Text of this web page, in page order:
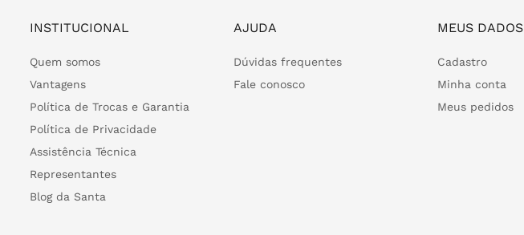
INSTITUCIONAL
Quem somos
Vantagens
Política de Trocas e Garantia
Política de Privacidade
Assistência Técnica
Representantes
Blog da Santa
AJUDA
Dúvidas frequentes
Fale conosco
MEUS DADOS
Cadastro
Minha conta
Meus pedidos